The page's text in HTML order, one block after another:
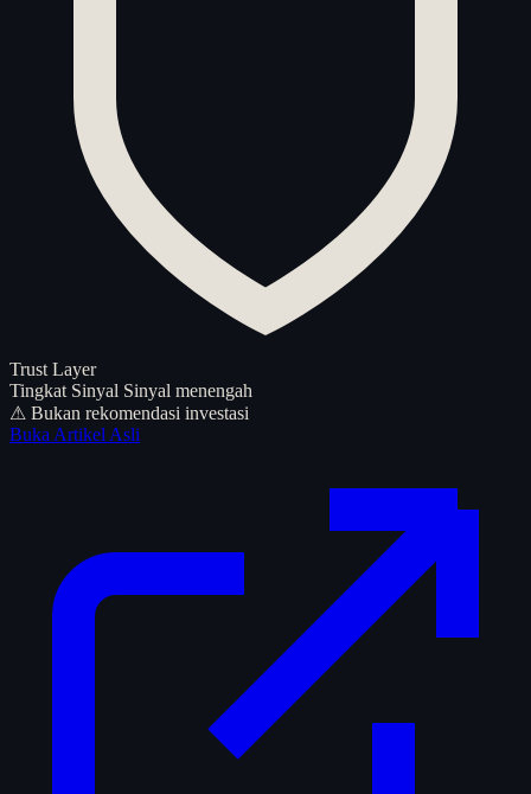
Trust Layer
Tingkat Sinyal Sinyal menengah
⚠ Bukan rekomendasi investasi
Buka Artikel Asli